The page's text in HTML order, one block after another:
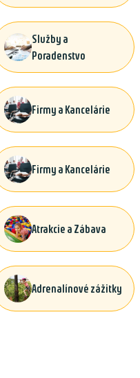
Služby a
Poradenstvo
Firmy a Kancelárie
Firmy a Kancelárie
Atrakcie a Zábava
Adrenalínové zážitky